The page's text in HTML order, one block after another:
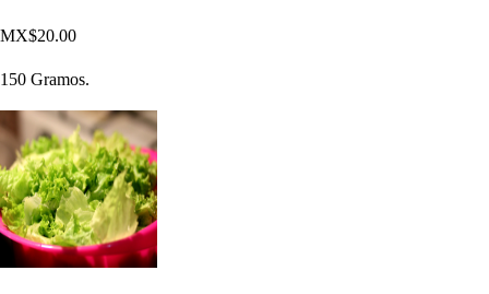
MX$20.00
150 Gramos.